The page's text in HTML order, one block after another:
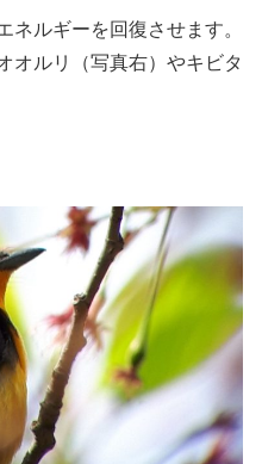
ネルギーを回復させます。
オルリ（写真右）やキビタ
）